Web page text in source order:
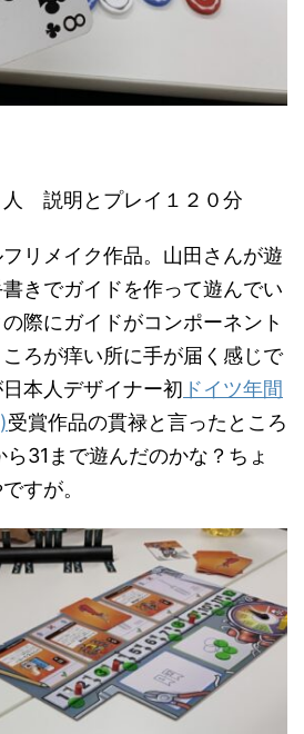
説明とプレイ１２０分
リメイク作品。山田さんが遊
きでガイドを作って遊んでい
際にガイドがコンポーネント
ろが痒い所に手が届く感じで
本人デザイナー初 ドイツ年間
受賞作品の貫禄と言ったところ
31まで遊んだのかな？ちょ
すが。